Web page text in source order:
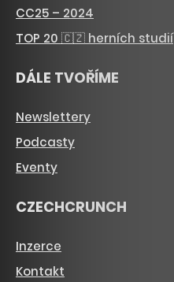
CC25 – 2024
TOP 20 🇨🇿 herních studií
DÁLE TVOŘÍME
Newslettery
Podcasty
Eventy
CZECHCRUNCH
Inzerce
Kontakt